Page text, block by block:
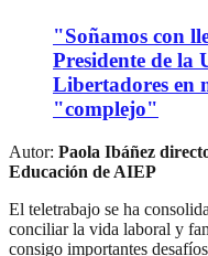
"Soñamos con
Presidente de la
Libertadores en
"complejo"
Autor: Paola Ibáñez
Educación de AIEP
El teletrabajo se ha
conciliar la vida laboral y
consigo importantes